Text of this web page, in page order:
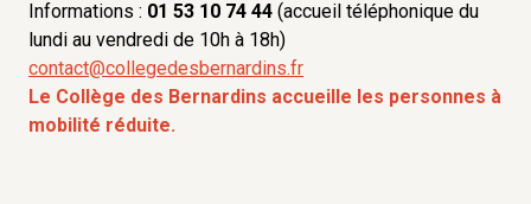
Informations : 01 53 10 74 44 (accueil téléphonique du
lundi au vendredi de 10h à 18h)
contact@collegedesbernardins.fr
Le Collège des Bernardins accueille les personnes à
mobilité réduite.